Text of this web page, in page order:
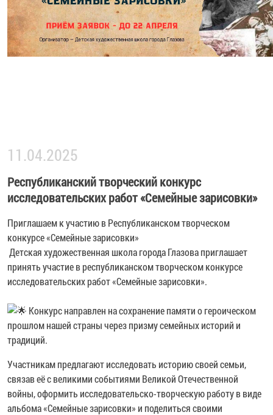
11.04.2025
Республиканский творческий конкурс
исследовательских работ «Семейные зарисовки»
Приглашаем к участию в Республиканском творческом
конкурсе «Семейные зарисовки»
Детская художественная школа города Глазоваприглашает
принять участие в республиканском творческом конкурсе
исследовательских работ «Семейные зарисовки».
Конкурс направлен на сохранение памяти о героическом
прошлом нашей страны через призму семейных историй и
традиций.
Участникам предлагают исследовать историю своей семьи,
связав её с великими событиями Великой Отечественной
войны, оформить исследовательско-творческую работу в виде
альбома «Семейные зарисовки» и поделиться своими